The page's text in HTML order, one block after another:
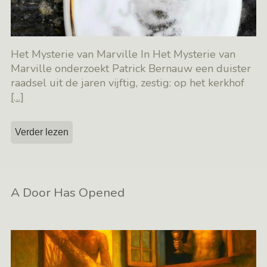
Het Mysterie van Marville In Het Mysterie van
Marville onderzoekt Patrick Bernauw een duister
raadsel uit de jaren vijftig, zestig: op het kerkhof
[…]
Verder lezen
A Door Has Opened